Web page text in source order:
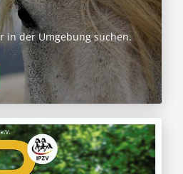
in der Umgebung suchen.